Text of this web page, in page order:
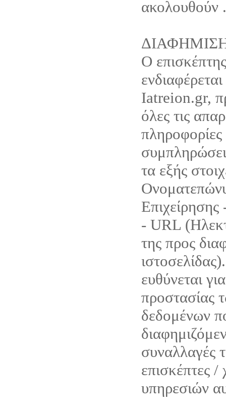
ακολουθούν .
Ο
Iatreion.gr,
όλες τις
τα εξής
- URL
της προς
ευθύνεται
προστασίας
δεδομένων
συναλλαγές
επισκέπτες /
υπηρεσιών